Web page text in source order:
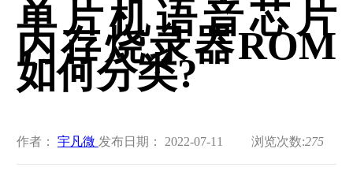
单片机语音芯片
内存烧录器ROM
如何分类?
作者： 宇凡微 发布日期： 2022-07-11 浏览次数:275